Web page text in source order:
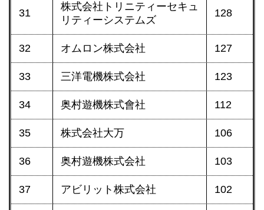
31
株式会社トリニティーセキュ
リティーシステムズ
128
32 オムロン株式会社 127
33 三洋電機株式会社 123
34 奥村遊機株式會社 112
35 株式会社大万 106
36 奥村遊機株式会社 103
37 アビリット株式会社 102